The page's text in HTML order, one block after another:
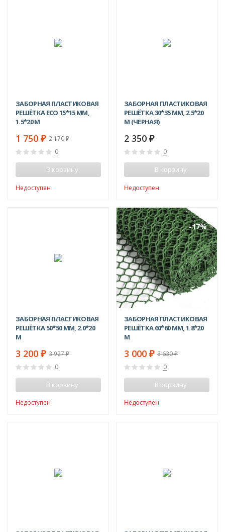
ЗАБОРНАЯ ПЛАСТИКОВАЯ
РЕШЁТКА ECO 15*15 ММ,
1.5*20 М
1 750 ₽ 2 170₽
0
В корзину
Недоступен
ЗАБОРНАЯ ПЛАСТИКОВАЯ
РЕШЁТКА 30*35 ММ, 2.5*20
М (ЧЕРНАЯ)
2 350 ₽
0
В корзину
Недоступен
ЗАБОРНАЯ ПЛАСТИКОВАЯ
РЕШЁТКА 50*50 ММ, 2.0*20
М
3 200 ₽ 3 927₽
0
В корзину
Недоступен
-17%
ЗАБОРНАЯ ПЛАСТИКОВАЯ
РЕШЁТКА 60*60 ММ, 1.8*20
М
3 000 ₽ 3 630₽
0
В корзину
Недоступен